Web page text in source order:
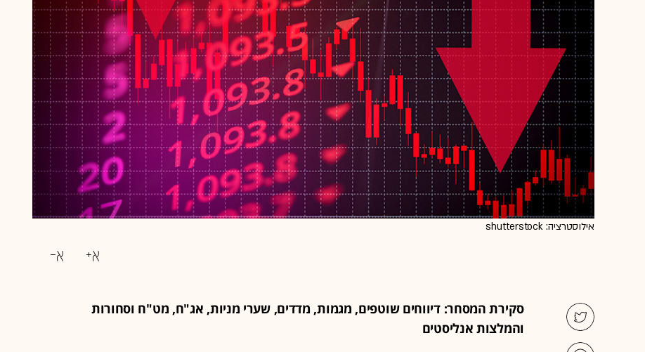
אילוסטרציה: shutterstock
סקירת המסחר: דיווחים שוטפים, מגמות, מדדים, שערי מניות, אג"ח, מט"ח וסחורות
והמלצות אנליסטים